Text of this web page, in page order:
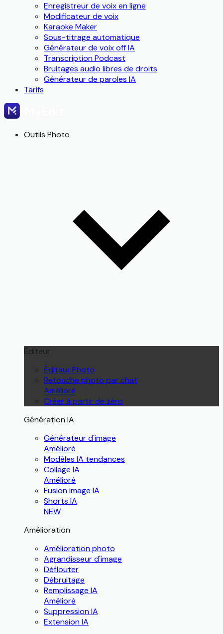
Enregistreur de voix en ligne
Modificateur de voix
Karaoke Maker
Sous-titrage automatique
Générateur de voix off IA
Transcription Podcast
Bruitages audio libres de droits
Générateur de paroles IA
Tarifs
Outils Photo
Éditeur
Éditeur Photo
Retouche photo par chat
Amélioré
Créer à partir de zéro
Génération IA
Générateur d'image
Amélioré
Modèles IA tendances
Collage IA
Amélioré
Fusion image IA
Shorts IA
NEW
Amélioration
Amélioration photo
Agrandisseur d'image
Déflouter
Débruitage
Remplissage IA
Amélioré
Suppression IA
Extension IA